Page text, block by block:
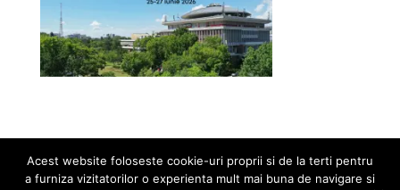
Acest website foloseste cookie-uri proprii si de la terti pentru
a furniza vizitatorilor o experienta mult mai buna de navigare si